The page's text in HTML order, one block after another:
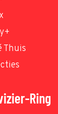
Thuis
Ring